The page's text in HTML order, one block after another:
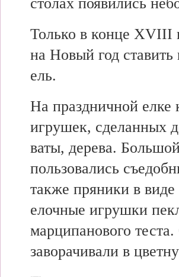
Только в конце XVIII
на Новый год
ель.
На праздничной
игрушек, сделанных
ваты, дерева.
пользовались
также пряники в
елочные игрушки
марципанового
заворачивали в